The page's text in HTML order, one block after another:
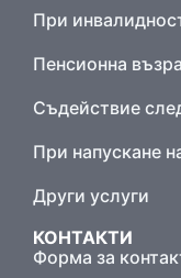
При
Пенсионна
Съдействие
При напускане
Други услуги
КОНТАКТИ
Форма за